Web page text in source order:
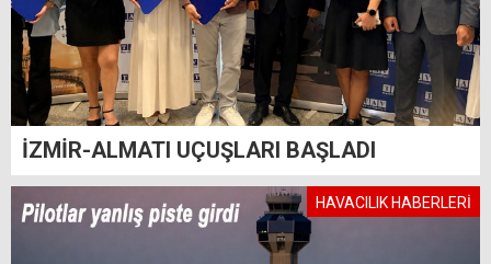
İZMİR-ALMATI UÇUŞLARI BAŞLADI
HAVACILIK HABERLERİ